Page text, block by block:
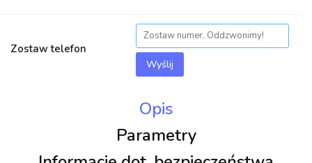
Zostaw telefon
Wyślij
Opis
Parametry